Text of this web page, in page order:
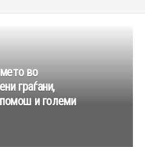
во
граѓани,
помош и големи